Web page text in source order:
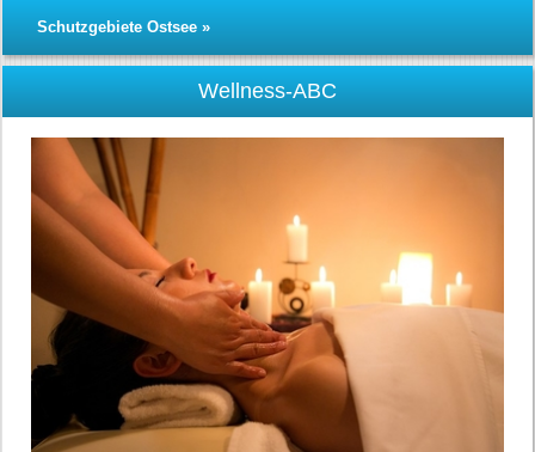
Schutzgebiete Ostsee »
Wellness-ABC